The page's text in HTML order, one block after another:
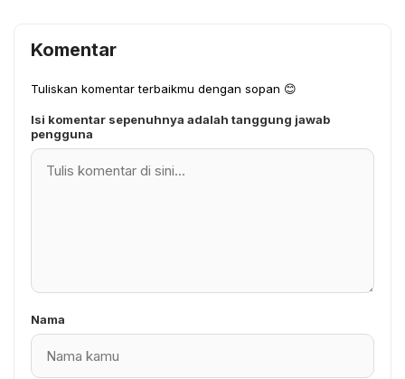
Komentar
Tuliskan komentar terbaikmu dengan sopan 😊
Isi komentar sepenuhnya adalah tanggung jawab
pengguna
Nama